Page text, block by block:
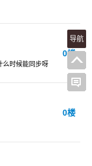
0楼
么时候能同步呀
0楼
导航